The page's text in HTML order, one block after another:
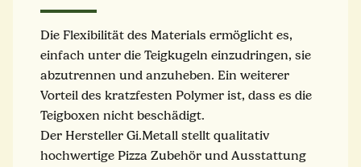
Die Flexibilität des Materials ermöglicht es,
einfach unter die Teigkugeln einzudringen, sie
abzutrennen und anzuheben. Ein weiterer
Vorteil des kratzfesten Polymer ist, dass es die
Teigboxen nicht beschädigt.
Der Hersteller Gi.Metall stellt qualitativ
hochwertige Pizza Zubehör und Ausstattung